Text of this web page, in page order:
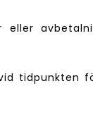
tidpunkten